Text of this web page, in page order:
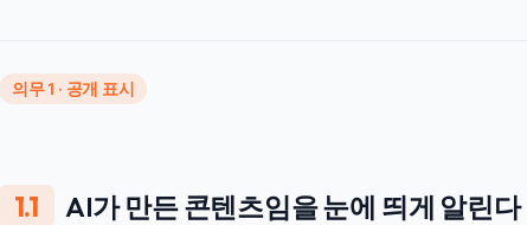
의무 1 · 공개 표시
1.1 AI가 만든 콘텐츠임을 눈에 띄게 알린다